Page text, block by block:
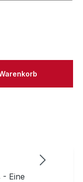
Eine